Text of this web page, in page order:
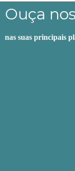
Ouça
nas suas principais